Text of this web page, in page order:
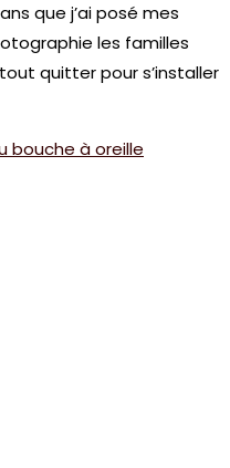
que j’ai posé mes
les familles
quitter pour s’installer
bouche à oreille